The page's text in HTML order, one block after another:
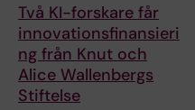
Två KI-forskare får
innovationsfinansieri
ng från Knut och
Alice Wallenbergs
Stiftelse